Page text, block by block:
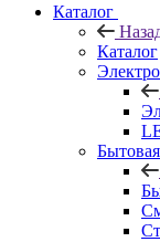
Каталог
Каталог